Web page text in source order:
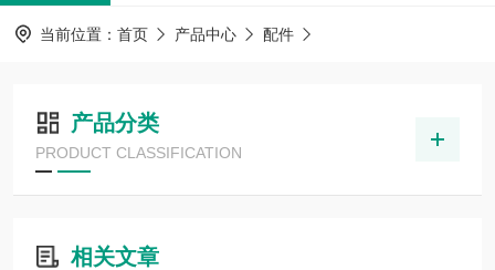
当前位置： 首页 产品中心 配件
产品分类
PRODUCT CLASSIFICATION
相关文章